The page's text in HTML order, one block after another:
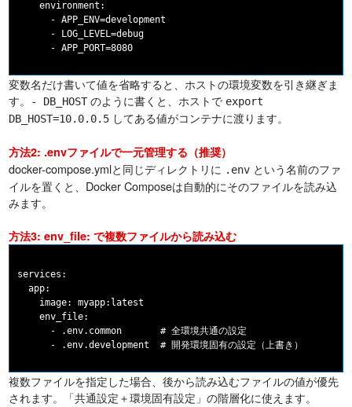
    environment:
      - APP_ENV=development
      - LOG_LEVEL=debug
変数名だけ書いて値を省略すると、ホストの環境変数を引き継ぎま
す。
- DB_HOSTのように書くと、ホストで export
DB_HOST=10.0.0.5 してある値がコンテナに渡ります。
方法2: .envファイルで一元管理する（推奨）
docker-compose.ymlと同じディレクトリに .env という名前のファ
イルを置くと、Docker Composeは自動的にそのファイルを読み込
みます。
方法3: env_file: で複数ファイルから読み込む
services:
  app:
    image: myapp:latest
    env_file:
      - .env.common       # 全環境共通の設定
複数ファイルを指定した場合、後から読み込むファイルの値が優先
されます。「共通設定＋環境固有設定」の階層化に使えます。